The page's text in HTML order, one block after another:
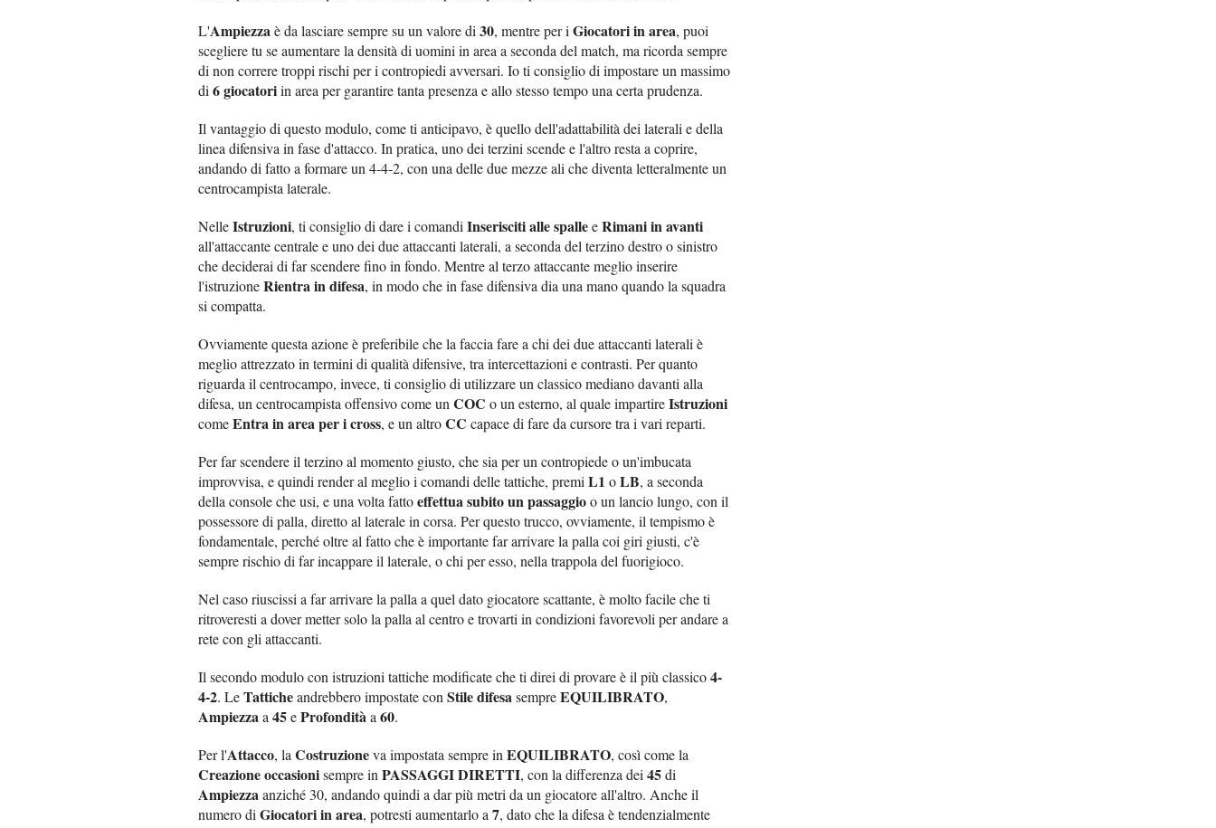
L'Ampiezzaè da lasciare sempre su un valore di 30, mentre per i Giocatori in area, puoi
scegliere tu se aumentare la densità di uomini in area a seconda del match, ma ricorda sempre
di non correre troppi rischi per i contropiedi avversari. Io ti consiglio di impostare un massimo
di 6 giocatoriin area per garantire tanta presenza e allo stesso tempo una certa prudenza.
Il vantaggio di questo modulo, come ti anticipavo, è quello dell'adattabilità dei laterali e della
linea difensiva in fase d'attacco. In pratica, uno dei terzini scende e l'altro resta a coprire,
andando di fatto a formare un 4-4-2, con una delle due mezze ali che diventa letteralmente un
centrocampista laterale.
NelleIstruzioni, ti consiglio di dare i comandi Inserisciti alle spalleeRimani in avanti
all'attaccante centrale e uno dei due attaccanti laterali, a seconda del terzino destro o sinistro
che deciderai di far scendere fino in fondo. Mentre al terzo attaccante meglio inserire
l'istruzioneRientra in difesa, in modo che in fase difensiva dia una mano quando la squadra
si compatta.
Ovviamente questa azione è preferibile che la faccia fare a chi dei due attaccanti laterali è
meglio attrezzato in termini di qualità difensive, tra intercettazioni e contrasti. Per quanto
riguarda il centrocampo, invece, ti consiglio di utilizzare un classico mediano davanti alla
difesa, un centrocampista offensivo come un COC o un esterno, al quale impartireIstruzioni
comeEntra in area per i cross, e un altroCC capace di fare da cursore tra i vari reparti.
Per far scendere il terzino al momento giusto, che sia per un contropiede o un'imbucata
improvvisa, e quindi render al meglio i comandi delle tattiche, premi L1 oLB, a seconda
della console che usi, e una volta fattoeffettua subito un passaggioo un lancio lungo, con il
possessore di palla, diretto al laterale in corsa. Per questo trucco, ovviamente, il tempismo è
fondamentale, perché oltre al fatto che è importante far arrivare la palla coi giri giusti, c'è
sempre rischio di far incappare il laterale, o chi per esso, nella trappola del fuorigioco.
Nel caso riuscissi a far arrivare la palla a quel dato giocatore scattante, è molto facile che ti
ritroveresti a dover metter solo la palla al centro e trovarti in condizioni favorevoli per andare a
rete con gli attaccanti.
Il secondo modulo con istruzioni tattiche modificate che ti direi di provare è il più classico4-
4-2. LeTatticheandrebbero impostate con Stile difesasempreEQUILIBRATO,
Ampiezzaa 45eProfonditàa 60.
Per l'Attacco, la Costruzioneva impostata sempre in EQUILIBRATO, così come la
Creazione occasionisempre in PASSAGGI DIRETTI, con la differenza dei 45di
Ampiezzaanziché 30, andando quindi a dar più metri da un giocatore all'altro. Anche il
numero di Giocatori in area, potresti aumentarlo a 7, dato che la difesa è tendenzialmente